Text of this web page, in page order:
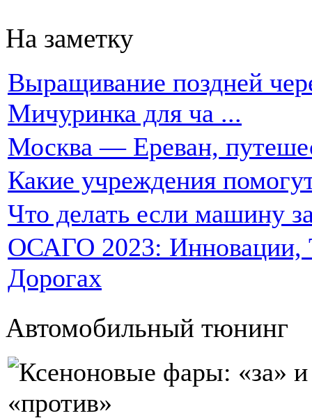
На заметку
Выращивание поздней
Мичуринка для ча ...
Москва — Ереван,
Какие учреждения
Что делать если машину
ОСАГО 2023: Инновации,
Дорогах
Автомобильный тюнинг